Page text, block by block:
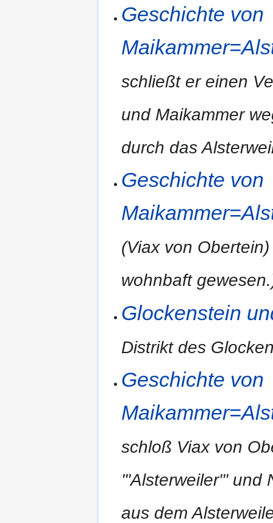
Geschichte von
schließt er einen
und Maikammer
durch das
Geschichte von
(Viax von
wohnbaft
Glockenstein
Distrikt des
Geschichte von
schloß Viax von
'''Alsterweiler''' und
aus dem